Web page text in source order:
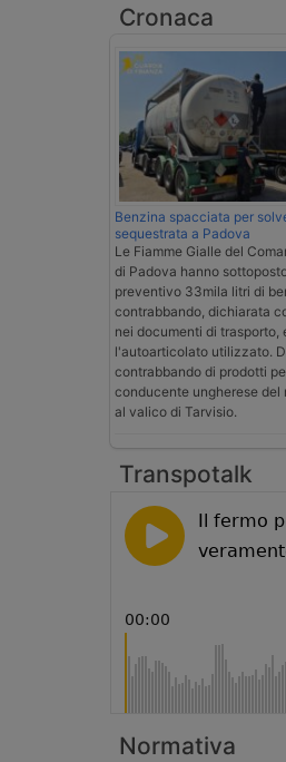
Cronaca
Benzina spacciata per
sequestrata a Padova
Le Fiamme Gialle del
di Padova hanno
preventivo 33mila litri di
contrabbando, dichiarata
nei documenti di trasporto,
l'autoarticolato utilizzato.
contrabbando di prodotti
conducente ungherese del
al valico di Tarvisio.
Transpotalk
Normativa